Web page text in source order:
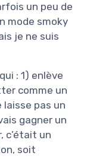
un peu de
mode smoky
je ne suis
: 1) enlève
comme un
laisse pas un
gagner un
c’était un
soit